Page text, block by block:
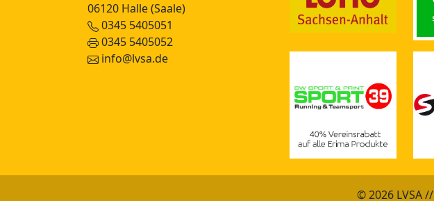
06120 Halle (Saale)
0345 5405051
0345 5405052
info@lvsa.de
© 2026 LVSA //